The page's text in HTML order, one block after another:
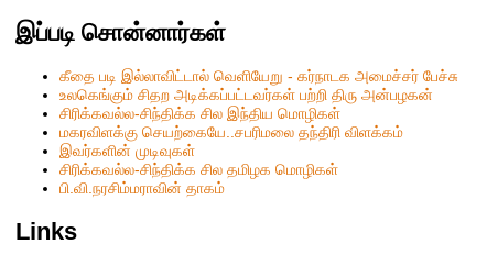
இப்படி சொன்னார்கள்
கீதை படி இல்லாவிட்டால் வெளியேறு - கர்நாடக அமைச்சர் பேச்சு
உலகெங்கும் சிதற அடிக்கப்பட்டவர்கள் பற்றி திரு அன்பழகன்
சிரிக்கவல்ல-சிந்திக்க சில இந்திய மொழிகள்
மகரவிளக்கு செயற்கையே..சபரிமலை தந்திரி விளக்கம்
இவர்களின் முடிவுகள்
சிரிக்கவல்ல-சிந்திக்க சில தமிழக மொழிகள்
பி.வி.நரசிம்மராவின் தாகம்
Links